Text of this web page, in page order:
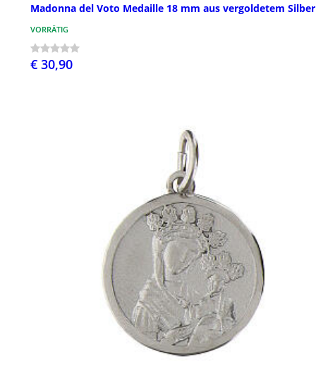
Madonna del Voto Medaille 18 mm aus vergoldetem
VORRÄTIG
€ 30,90